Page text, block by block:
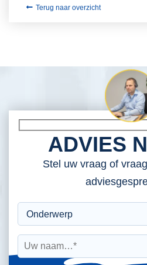
Terug naar overzicht
ADVIES
Stel uw vraag of